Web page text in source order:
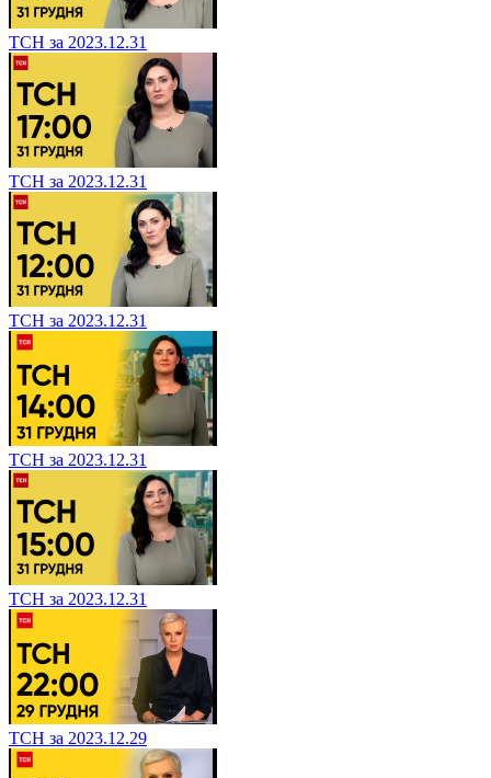
ТСН за 2023.12.31
ТСН за 2023.12.31
ТСН за 2023.12.31
ТСН за 2023.12.31
ТСН за 2023.12.31
ТСН за 2023.12.29